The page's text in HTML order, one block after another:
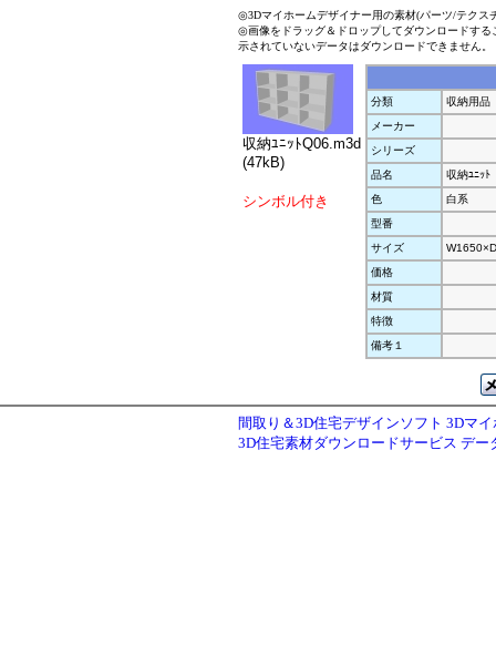
◎3Dマイホームデザイナー用の素材(パーツ/テクス
◎画像をドラッグ＆ドロップしてダウンロードす
示されていないデータはダウンロードできません。
収納ﾕﾆｯﾄQ06.m3d
(47kB)
シンボル付き
分類
収納用品
メーカー
シリーズ
品名
収納ﾕﾆｯﾄ
色
白系
型番
サイズ
価格
材質
特徴
備考１
間取り＆3D住宅デザインソフト 3Dマ
3D住宅素材ダウンロードサービス デー